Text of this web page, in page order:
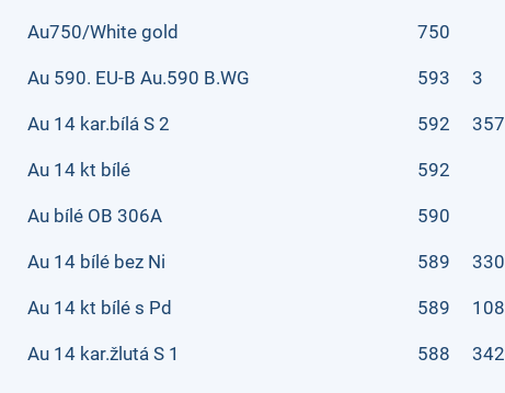
Au750/White gold 750
Au 590. EU-B Au.590 B.WG 593 3
Au 14 kar.bílá S 2 592 357
Au 14 kt bílé 592
Au bílé OB 306A 590
Au 14 bílé bez Ni 589 330
Au 14 kt bílé s Pd 589 108
Au 14 kar.žlutá S 1 588 342